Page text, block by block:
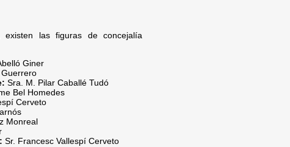
las figuras de concejalía
Giner
Sra. M. Pilar Caballé Tudó
Bel Homedes
Cerveto
Monreal
Sr. Francesc Vallespí Cerveto